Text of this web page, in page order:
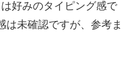
好みのタイピング感で
は未確認ですが、参考ま